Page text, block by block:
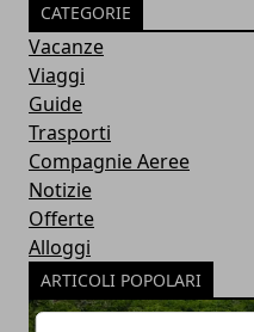
CATEGORIE
Vacanze
Viaggi
Guide
Trasporti
Compagnie Aeree
Notizie
Offerte
Alloggi
ARTICOLI POPOLARI